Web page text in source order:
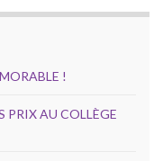
!
PRIX AU COLLÈGE